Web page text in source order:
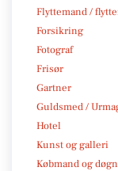
Flyttemand /
Forsikring
Fotograf
Frisør
Gartner
Guldsmed /
Hotel
Kunst og galleri
Købmand og